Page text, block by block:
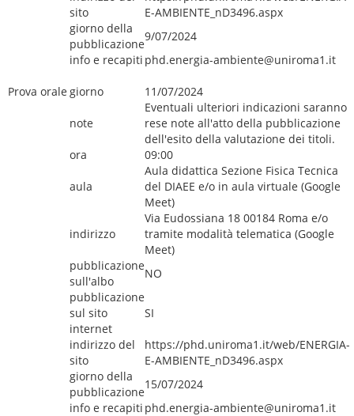
sito
E-AMBIENTE_nD3496.aspx
giorno della
pubblicazione
9/07/2024
info e recapiti phd.energia-ambiente@uniroma1.it
Prova orale giorno 11/07/2024
note
Eventuali ulteriori indicazioni saranno
rese note all'atto della pubblicazione
dell'esito della valutazione dei titoli.
ora
09:00
aula
Aula didattica Sezione Fisica Tecnica
del DIAEE e/o in aula virtuale (Google
Meet)
indirizzo
Via Eudossiana 18 00184 Roma e/o
tramite modalità telematica (Google
Meet)
pubblicazione
sull'albo
NO
pubblicazione
sul sito
internet
SI
indirizzo del
sito
https://phd.uniroma1.it/web/ENERGIA-
E-AMBIENTE_nD3496.aspx
giorno della
pubblicazione
15/07/2024
info e recapiti phd.energia-ambiente@uniroma1.it